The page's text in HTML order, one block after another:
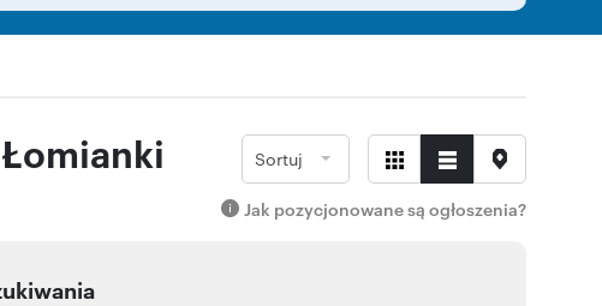
Sortuj
Jak pozycjonowane są ogłoszenia?